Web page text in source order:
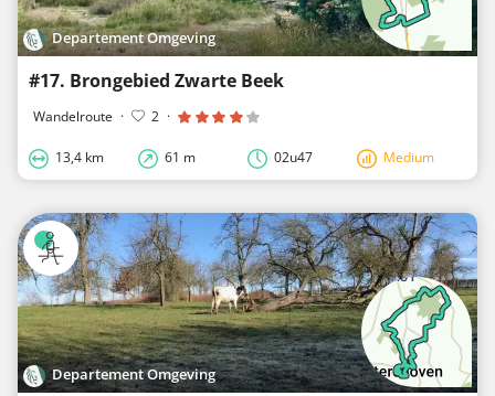
Departement Omgeving
#17. Brongebied Zwarte Beek
Wandelroute · 2 ·
13,4 km 61 m 02u47 Medium
Departement Omgeving